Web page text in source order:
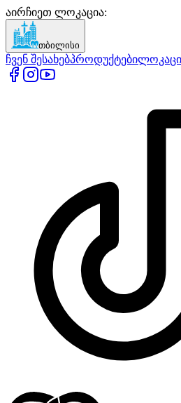
აირჩიეთ ლოკაცია:
თბილისი
ჩვენ შესახებპროდუქტები